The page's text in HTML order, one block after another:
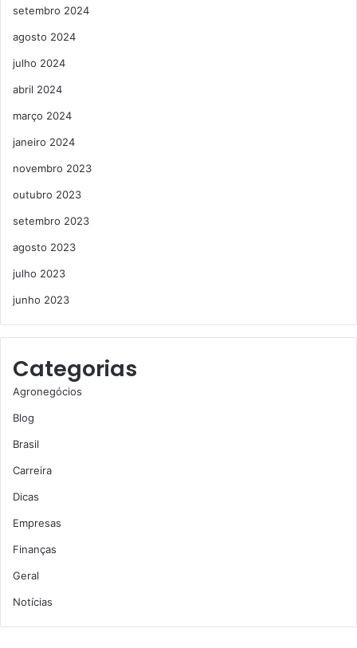
setembro 2024
agosto 2024
julho 2024
abril 2024
março 2024
janeiro 2024
novembro 2023
outubro 2023
setembro 2023
agosto 2023
julho 2023
junho 2023
Categorias
Agronegócios
Blog
Brasil
Carreira
Dicas
Empresas
Finanças
Geral
Notícias